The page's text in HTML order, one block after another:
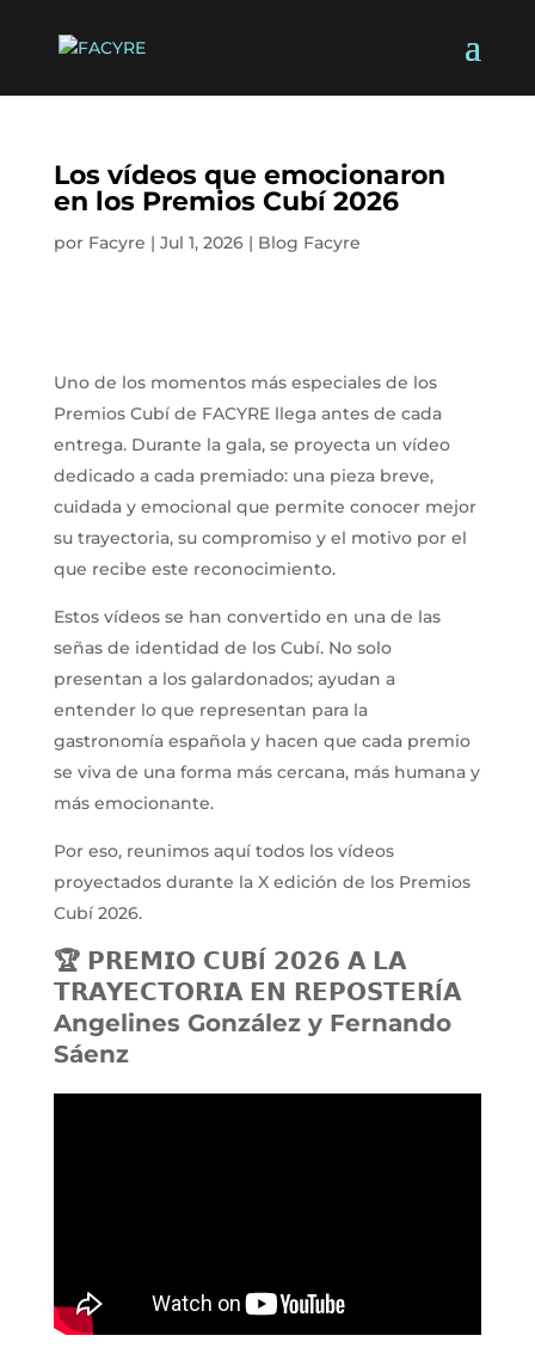
Los vídeos que emocionaron
en los Premios Cubí 2026
por Facyre | Jul 1, 2026| Blog Facyre
Uno de los momentos más especiales de los
Premios Cubí de FACYRE llega antes de cada
entrega. Durante la gala, se proyecta un vídeo
dedicado a cada premiado: una pieza breve,
cuidada y emocional que permite conocer mejor
su trayectoria, su compromiso y el motivo por el
que recibe este reconocimiento.
Estos vídeos se han convertido en una de las
señas de identidad de los Cubí. No solo
presentan a los galardonados; ayudan a
entender lo que representan para la
gastronomía española y hacen que cada premio
se viva de una forma más cercana, más humana y
más emocionante.
Por eso, reunimos aquí todos los vídeos
proyectados durante la X edición de los Premios
Cubí 2026.
🏆 𝗣𝗥𝗘𝗠𝗜𝗢 𝗖𝗨𝗕Í 𝟮𝟬𝟮𝟲 𝗔 𝗟𝗔
𝗧𝗥𝗔𝗬𝗘𝗖𝗧𝗢𝗥𝗜𝗔 𝗘𝗡 𝗥𝗘𝗣𝗢𝗦𝗧𝗘𝗥Í𝗔
Angelines González y Fernando
Sáenz